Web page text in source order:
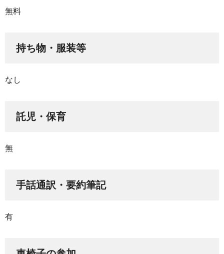
無料
持ち物・服装等
なし
託児・保育
無
手話通訳・要約筆記
有